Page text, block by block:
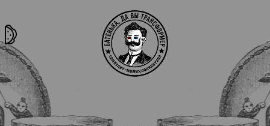
та самая
история
тёмная
материясекты
архив